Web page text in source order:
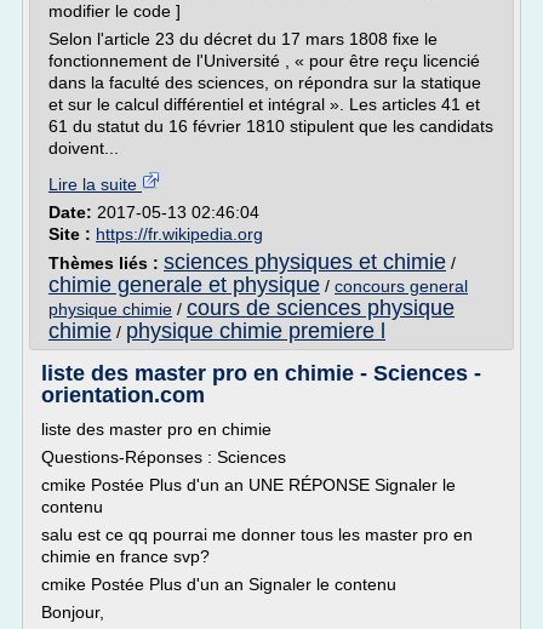
modifier le code ]
Selon l'article 23 du décret du 17 mars 1808 fixe le
fonctionnement de l'Université , « pour être reçu licencié
dans la faculté des sciences, on répondra sur la statique
et sur le calcul différentiel et intégral ». Les articles 41 et
61 du statut du 16 février 1810 stipulent que les candidats
doivent...
Lire la suite
Date: 2017-05-13 02:46:04
Site : https://fr.wikipedia.org
Thèmes liés : sciences physiques et chimie /
chimie generale et physique / concours general
physique chimie / cours de sciences physique
chimie / physique chimie premiere l
liste des master pro en chimie - Sciences -
orientation.com
liste des master pro en chimie
Questions-Réponses : Sciences
cmike Postée Plus d'un an UNE RÉPONSE Signaler le
contenu
salu est ce qq pourrai me donner tous les master pro en
chimie en france svp?
cmike Postée Plus d'un an Signaler le contenu
Bonjour,